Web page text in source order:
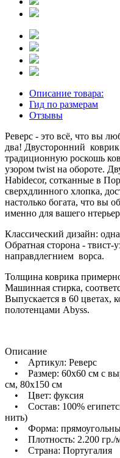
Описание товара:
Гид по размерам
Отзывы
Реверс - это всё, что вы
два! Двусторонний коврик
традиционную роскошь
узором twist на обороте.
Habidecor, сотканные в
сверхдлинного хлопка,
настолько богата, что вы
именно для вашего
Классический дизайн:
Обратная сторона -
направдлегнием ворса.
Толщина коврика
Машинная стирка,
Выпускается в 60 цветах,
полотенцами Abyss.
Описание
• Артикул: Реверс
• Размер: 60х60 см с
см, 80х150 см
• Цвет: фуксия
• Состав: 100%
нить)
• Форма:
• Плотность: 2.200 гр./
• Страна: Португалия